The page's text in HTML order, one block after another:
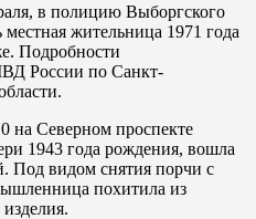
в полицию Выборгского
местная жительница 1971 года
Подробности
России по Санкт-
на Северном проспекте
1943 года рождения, вошла
Под видом снятия порчи с
похитила из